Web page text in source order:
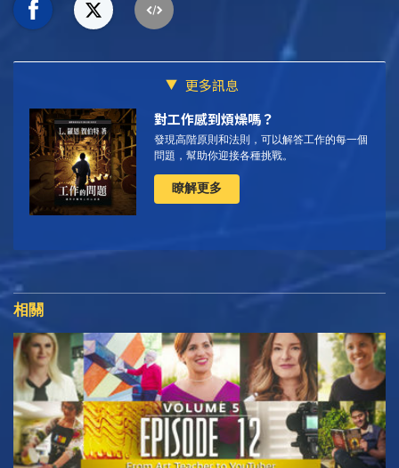
更多訊息
對工作感到煩燥嗎？
發現高階原則和法則，可以解答工作的每一個
問題，幫助你迎接各種挑戰。
瞭解更多
相關